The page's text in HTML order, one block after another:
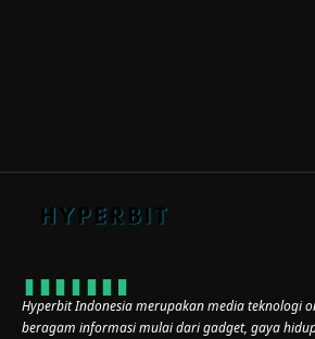
Hyperbit Indonesia merupakan media teknologi
beragam informasi mulai dari gadget, gaya